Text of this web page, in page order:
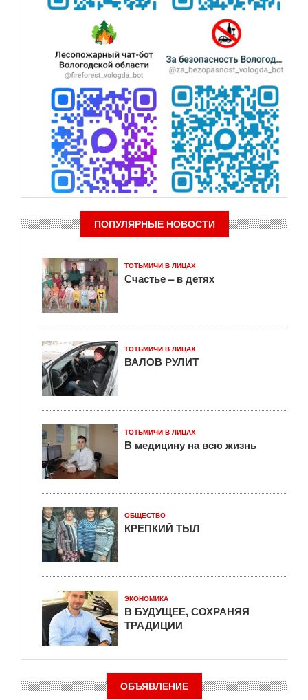
ПОПУЛЯРНЫЕ НОВОСТИ
ТОТЬМИЧИ В ЛИЦАХ
Счастье – в детях
ТОТЬМИЧИ В ЛИЦАХ
ВАЛОВ РУЛИТ
ТОТЬМИЧИ В ЛИЦАХ
В медицину на всю жизнь
ОБЩЕСТВО
КРЕПКИЙ ТЫЛ
ЭКОНОМИКА
В БУДУЩЕЕ, СОХРАНЯЯ
ТРАДИЦИИ
ОБЪЯВЛЕНИЕ